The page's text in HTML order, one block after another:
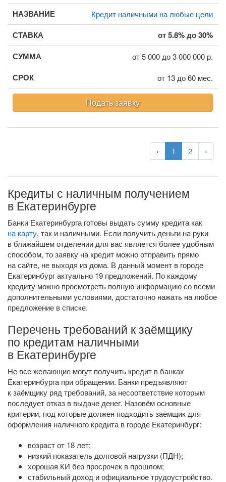
‹ 1 2 ›
Кредит наличными на любые цели
от 5.8% до 30%
от 5 000 до 3 000 000 р.
от 13 до 60 мес.
Подать заявку
Кредиты с наличным получением
в Екатеринбурге
Банки Екатеринбурга готовы выдать сумму кредита как
на карту, так и наличными. Если получить деньги на руки
в ближайшем отделении для вас является более удобным
способом, то заявку на кредит можно отправить прямо
на сайте, не выходя из дома. В данный момент в городе
Екатеринбург актуально 19 предложений. По каждому
кредиту можно просмотреть полную информацию со всеми
дополнительными условиями, достаточно нажать на любое
предложение в списке.
Перечень требований к заёмщику
по кредитам наличными
в Екатеринбурге
Не все желающие могут получить кредит в банках
Екатеринбурга при обращении. Банки предъявляют
к заёмщику ряд требований, за несоответствие которым
последует отказ в выдаче денег. Назовём основные
критерии, под которые должен подходить заёмщик для
оформления наличного кредита в городе Екатеринбург:
возраст от 18 лет;
низкий показатель долговой нагрузки (ПДН);
хорошая КИ без просрочек в прошлом;
стабильный доход и официальное трудоустройство.